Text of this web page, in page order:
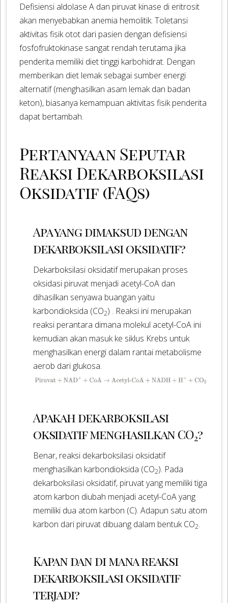
Defisiensi aldolase A dan piruvat kinase di eritrosit
akan menyebabkan anemia hemolitik. Toletansi
aktivitas fisik otot dari pasien dengan defisiensi
fosfofruktokinase sangat rendah terutama jika
penderita memiliki diet tinggi karbohidrat. Dengan
memberikan diet lemak sebagai sumber energi
alternatif (menghasilkan asam lemak dan badan
keton), biasanya kemampuan aktivitas fisik penderita
dapat bertambah.
Pertanyaan Seputar
Reaksi Dekarboksilasi
Oksidatif (FAQs)
Apa yang dimaksud dengan
dekarboksilasi oksidatif?
Dekarboksilasi oksidatif merupakan proses
oksidasi piruvat menjadi acetyl-CoA dan
dihasilkan senyawa buangan yaitu
karbondioksida (CO2) . Reaksi ini merupakan
reaksi perantara dimana molekul acetyl-CoA ini
kemudian akan masuk ke siklus Krebs untuk
menghasilkan energi dalam rantai metabolisme
aerob dari glukosa.
Apakah dekarboksilasi
oksidatif menghasilkan CO2?
Benar, reaksi dekarboksilasi oksidatif
menghasilkan karbondioksida (CO2). Pada
dekarboksilasi oksidatif, piruvat yang memiliki tiga
atom karbon diubah menjadi acetyl-CoA yang
memiliki dua atom karbon (C). Adapun satu atom
karbon dari piruvat dibuang dalam bentuk CO2.
Kapan dan di mana reaksi
dekarboksilasi oksidatif
terjadi?